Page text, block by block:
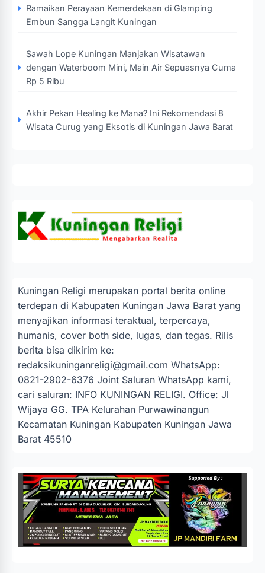
Ramaikan Perayaan Kemerdekaan di Glamping
Embun Sangga Langit Kuningan
Sawah Lope Kuningan Manjakan Wisatawan
dengan Waterboom Mini, Main Air Sepuasnya Cuma
Rp 5 Ribu
Akhir Pekan Healing ke Mana? Ini Rekomendasi 8
Wisata Curug yang Eksotis di Kuningan Jawa Barat
Kuningan Religi merupakan portal berita online
terdepan di Kabupaten Kuningan Jawa Barat yang
menyajikan informasi teraktual, terpercaya,
humanis, cover both side, lugas, dan tegas. Rilis
berita bisa dikirim ke:
redaksikuninganreligi@gmail.com WhatsApp:
0821-2902-6376 Joint Saluran WhatsApp kami,
cari saluran: INFO KUNINGAN RELIGI. Office: Jl
Wijaya GG. TPA Kelurahan Purwawinangun
Kecamatan Kuningan Kabupaten Kuningan Jawa
Barat 45510